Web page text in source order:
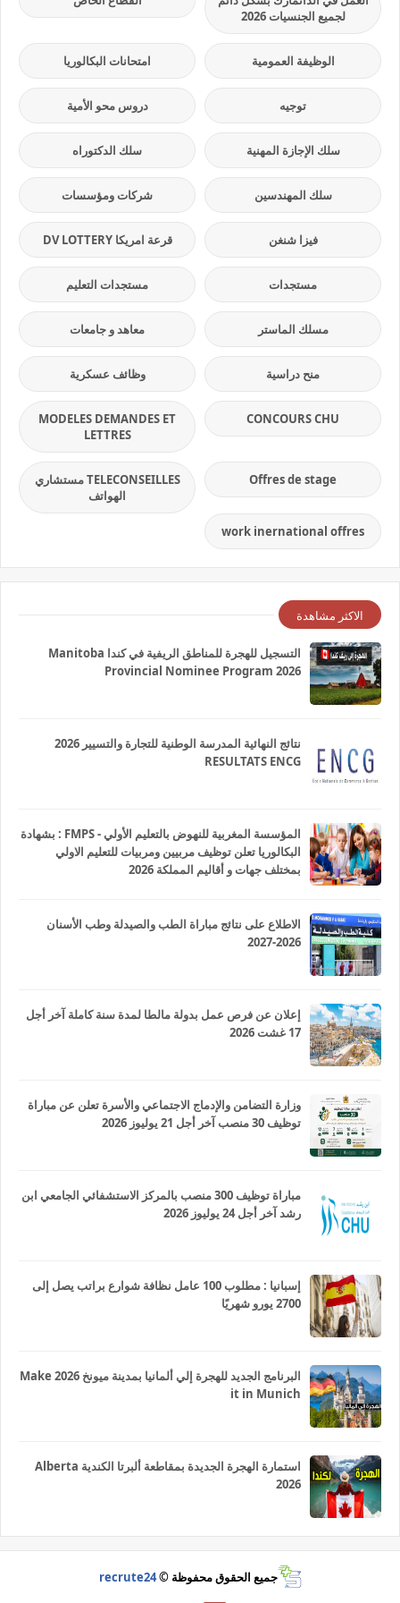
لجميع الجنسيات 2026
الوظيفة العمومية امتحانات البكالوريا
توجيه دروس محو الأمية
سلك الإجازة المهنية سلك الدكتوراه
سلك المهندسين شركات ومؤسسات
فيزا شنغن قرعة امريكا DV LOTTERY
مستجدات مستجدات التعليم
مسلك الماستر معاهد و جامعات
منح دراسية وظائف عسكرية
CONCOURS CHU
MODELES DEMANDES ET
LETTRES
Offres de stage
TELECONSEILLES مستشاري
الهواتف
work inernational offres
الاكثر مشاهدة
التسجيل للهجرة للمناطق الريفية في كندا Manitoba
Provincial Nominee Program 2026
نتائج النهائية المدرسة الوطنية للتجارة والتسيير 2026
RESULTATS ENCG
المؤسسة المغربية للنهوض بالتعليم الأولي - FMPS : بشهادة
البكالوريا تعلن توظيف مربيين ومربيات للتعليم الاولي
بمختلف جهات و أقاليم المملكة 2026
الاطلاع على نتائج مباراة الطب والصيدلة وطب الأسنان
2026-2027
إعلان عن فرص عمل بدولة مالطا لمدة سنة كاملة آخر أجل
17 غشت 2026
وزارة التضامن والإدماج الاجتماعي والأسرة تعلن عن مباراة
توظيف 30 منصب آخر أجل 21 يوليوز 2026
مباراة توظيف 300 منصب بالمركز الاستشفائي الجامعي ابن
رشد آخر أجل 24 يوليوز 2026
إسبانيا : مطلوب 100 عامل نظافة شوارع براتب يصل إلى
2700 يورو شهريًا
البرنامج الجديد للهجرة إلي ألمانيا بمدينة ميونخ 2026 Make
it in Munich
استمارة الهجرة الجديدة بمقاطعة ألبرتا الكندية Alberta
2026
جميع الحقوق محفوظة ©recrute24